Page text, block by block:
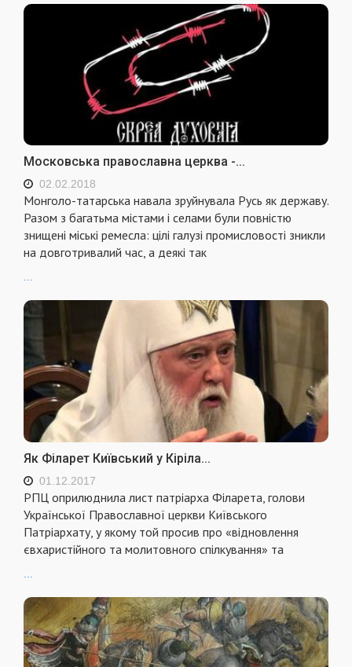
Московська православна церква -...
02.02.2018
Монголо-татарська навала зруйнувала Русь як державу.
Разом з багатьма містами і селами були повністю
знищені міські ремесла: цілі галузі промисловості зникли
на довготривалий час, а деякі так
...
Як Філарет Київський у Кіріла...
01.12.2017
РПЦ оприлюднила лист патріарха Філарета, голови
Української Православної церкви Київського
Патріархату, у якому той просив про «відновлення
євхаристійного та молитовного спілкування» та